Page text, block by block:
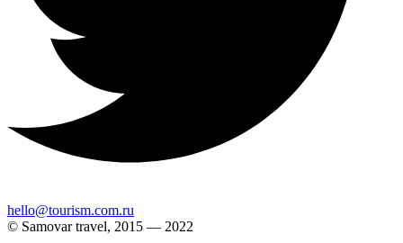
hello@tourism.com.ru
© Samovar travel, 2015 — 2022